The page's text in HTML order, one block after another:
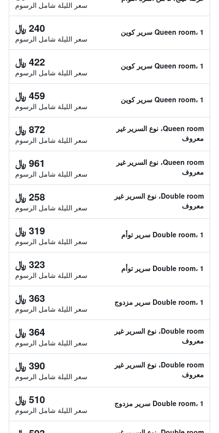
سعر الليلة شامل الرسوم
Queen room، 1 سرير كوين 240 ﷼
سعر الليلة شامل الرسوم
Queen room، 1 سرير كوين 422 ﷼
سعر الليلة شامل الرسوم
Queen room، 1 سرير كوين 459 ﷼
سعر الليلة شامل الرسوم
Queen room، نوع السرير غير
معروف
872 ﷼
سعر الليلة شامل الرسوم
Queen room، نوع السرير غير
معروف
961 ﷼
سعر الليلة شامل الرسوم
Double room، نوع السرير غير
معروف
258 ﷼
سعر الليلة شامل الرسوم
Double room، 1 سرير توأم 319 ﷼
سعر الليلة شامل الرسوم
Double room، 1 سرير توأم 323 ﷼
سعر الليلة شامل الرسوم
Double room، 1 سرير مزدوج 363 ﷼
سعر الليلة شامل الرسوم
Double room، نوع السرير غير
معروف
364 ﷼
سعر الليلة شامل الرسوم
Double room، نوع السرير غير
معروف
390 ﷼
سعر الليلة شامل الرسوم
Double room، 1 سرير مزدوج 510 ﷼
سعر الليلة شامل الرسوم